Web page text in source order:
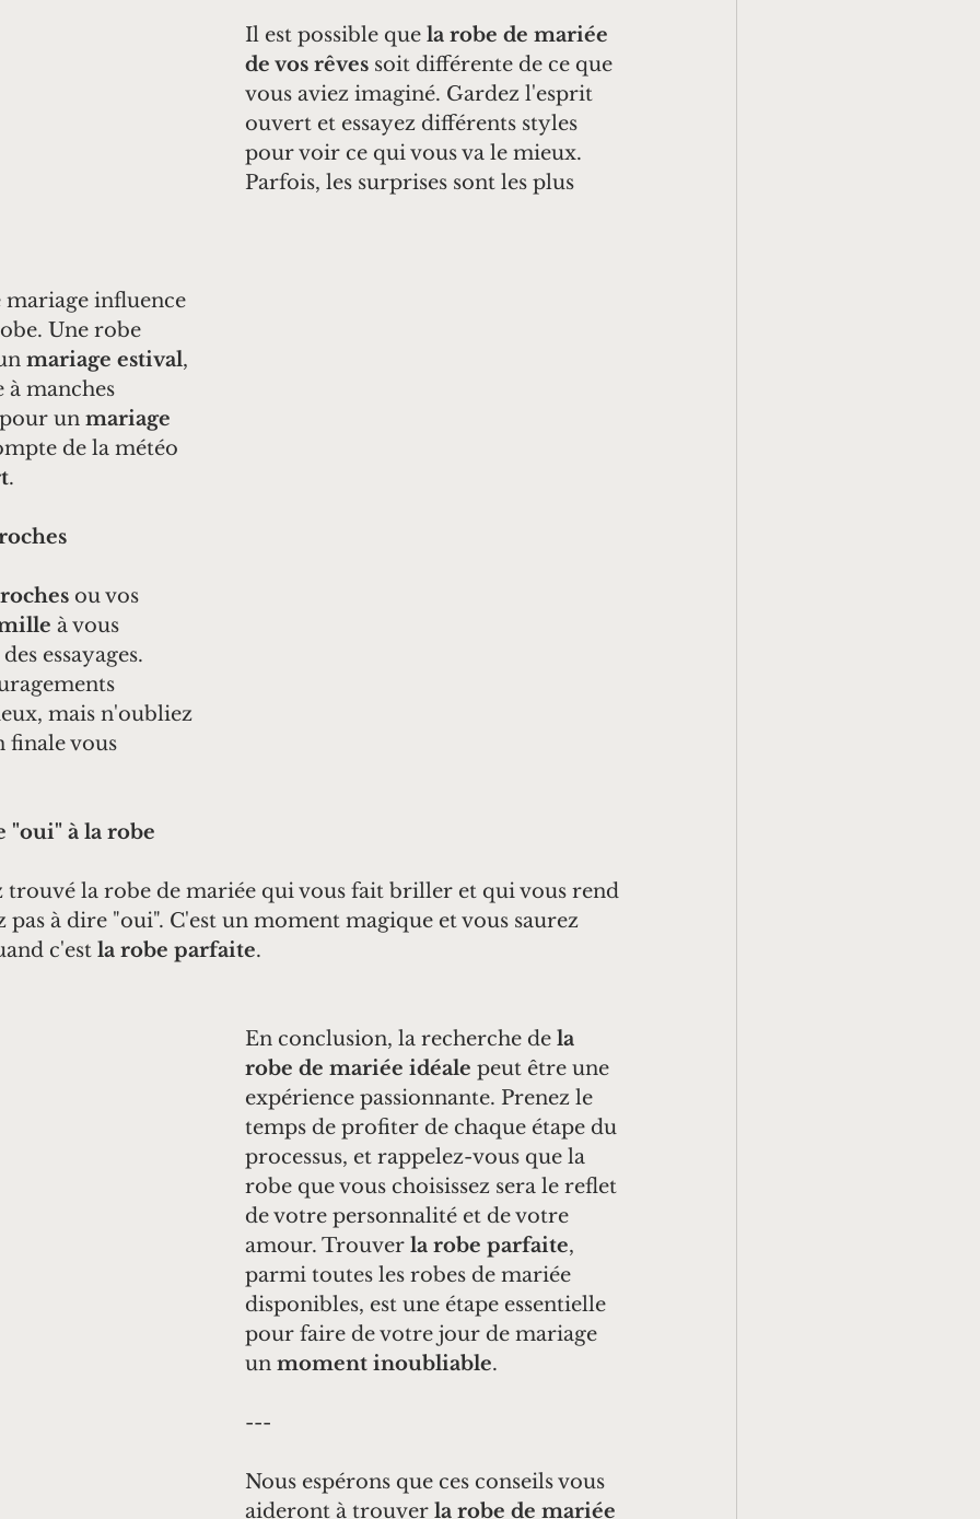
Il est possible que la robe de mariée
de vos rêves soit différente de ce que
vous aviez imaginé. Gardez l'esprit
ouvert et essayez différents styles
pour voir ce qui vous va le mieux.
Parfois, les surprises sont les plus
mariage influence
Une robe
mariage estival,
manches
un mariage
de la météo
.
ou vos
à vous
essayages.
mais n'oubliez
finale vous
"oui" à la robe
trouvé la robe de mariée qui vous fait briller et qui vous rend
pas à dire "oui". C'est un moment magique et vous saurez
c'est la robe parfaite.
En conclusion, la recherche de la
robe de mariée idéale peut être une
expérience passionnante. Prenez le
temps de profiter de chaque étape du
processus, et rappelez-vous que la
robe que vous choisissez sera le reflet
de votre personnalité et de votre
amour. Trouver la robe parfaite,
parmi toutes les robes de mariée
disponibles, est une étape essentielle
pour faire de votre jour de mariage
un moment inoubliable.
---
Nous espérons que ces conseils vous
aideront à trouver la robe de mariée